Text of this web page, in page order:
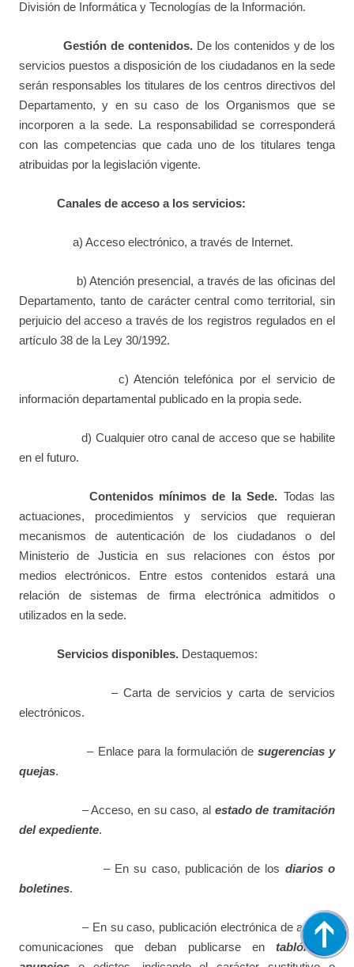
División de Informática y Tecnologías de la Información.
Gestión de contenidos.De los contenidos y de los
servicios puestos a disposición de los ciudadanos en la sede
serán responsables los titulares de los centros directivos del
Departamento, y en su caso de los Organismos que se
incorporen a la sede. La responsabilidad se corresponderá
con las competencias que cada uno de los titulares tenga
atribuidas por la legislación vigente.
Canales de acceso a los servicios:
a) Acceso electrónico, a través de Internet.
b) Atención presencial, a través de las oficinas del
Departamento, tanto de carácter central como territorial, sin
perjuicio del acceso a través de los registros regulados en el
artículo 38 de la Ley 30/1992.
c) Atención telefónica por el servicio de
información departamental publicado en la propia sede.
d) Cualquier otro canal de acceso que se habilite
en el futuro.
Contenidos mínimos de la Sede. Todas las
actuaciones, procedimientos y servicios que requieran
mecanismos de autenticación de los ciudadanos o del
Ministerio de Justicia en sus relaciones con éstos por
medios electrónicos. Entre estos contenidos estará una
relación de sistemas de firma electrónica admitidos o
utilizados en la sede.
Servicios disponibles. Destaquemos:
– Carta de servicios y carta de servicios
electrónicos.
– Enlace para la formulación de sugerencias y
quejas.
– Acceso, en su caso, al estado de tramitación
del expediente.
– En su caso, publicación de los diarios o
boletines.
– En su caso, publicación electrónica de actos y
comunicaciones que deban publicarse en tablón de